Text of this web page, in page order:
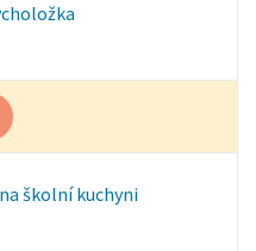
školní kuchyni